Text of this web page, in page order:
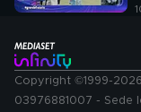
Copyright ©1999-
03976881007 - Sede